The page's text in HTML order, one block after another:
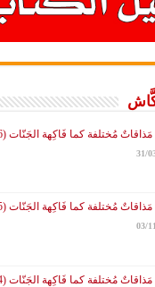
مُختلفة كما فَاكِهة الجَنّات (6)
31/
مُختلفة كما فَاكِهة الجَنّات (5)
03/
مُختلفة كما فَاكِهة الجَنّات (4)